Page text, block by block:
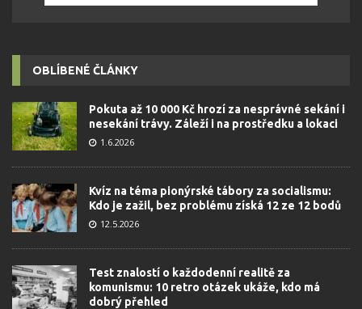
OBLÍBENÉ ČLÁNKY
Pokuta až 10 000 Kč hrozí za nesprávné sekání i
nesekání trávy. Záleží i na prostředku a lokaci
1.6.2026
Kvíz na téma pionýrské tábory za socialismu:
Kdo je zažil, bez problému získá 12 ze 12 bodů
12.5.2026
Test znalostí o každodenní realitě za
komunismu: 10 retro otázek ukáže, kdo má
dobrý přehled